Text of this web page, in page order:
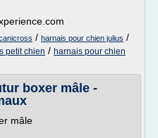
/ harnais pour chien julius /
petit chien / harnais pour chien
boxer mâle -
mâle